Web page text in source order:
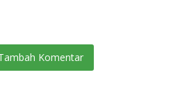
Komentar